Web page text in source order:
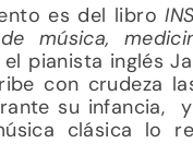
es del libro
música,
pianista inglés
con crudeza
su infancia,
clásica lo